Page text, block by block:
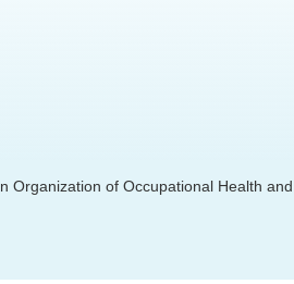
Organization of Occupational Health